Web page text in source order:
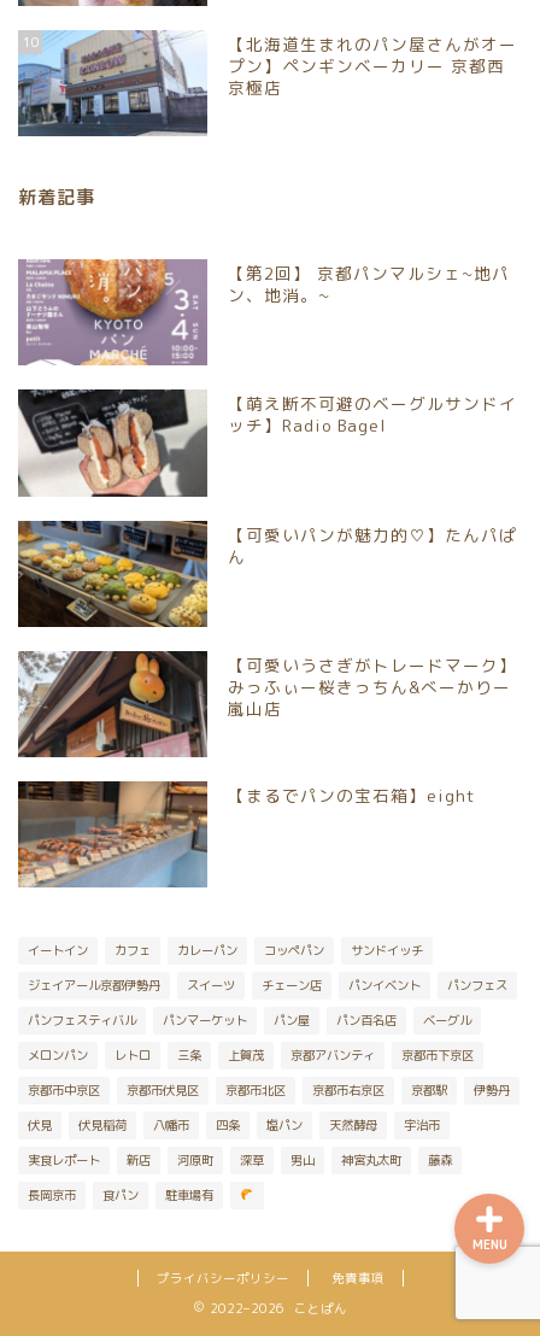
10
【北海道生まれのパン屋さんがオー
プン】ペンギンベーカリー 京都西
京極店
新着記事
【第2回】 京都パンマルシェ~地パ
ン、地消。~
【萌え断不可避のベーグルサンドイ
ッチ】Radio Bagel
【可愛いパンが魅力的♡】たんパぱ
ん
【可愛いうさぎがトレードマーク】
みっふぃー桜きっちん&べーかりー
嵐山店
【まるでパンの宝石箱】eight
イートイン カフェ カレーパン コッペパン サンドイッチ
ジェイアール京都伊勢丹 スイーツ チェーン店 パンイベント パンフェス
パンフェスティバル パンマーケット パン屋 パン百名店 ベーグル
メロンパン レトロ 三条 上賀茂 京都アバンティ 京都市下京区
京都市中京区 京都市伏見区 京都市北区 京都市右京区 京都駅 伊勢丹
伏見 伏見稲荷 八幡市 四条 塩パン 天然酵母 宇治市
実食レポート 新店 河原町 深草 男山 神宮丸太町 藤森
長岡京市 食パン 駐車場有
プライバシーポリシー
免責事項
2022–2026 ことぱん
MENU
パンイベント情報
京都市北区
京都市中京区
京都市南区
京都市山科区
宇治市
京丹後市
乙訓郡大山崎町